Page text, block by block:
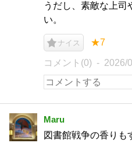
うだし、素敵な上司
い。
ナイス ★7
コメント(0) 2026/
Maru
図書館戦争の香りも